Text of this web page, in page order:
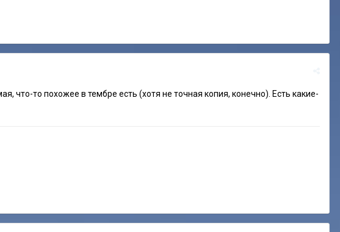
что-то похожее в тембре есть (хотя не точная копия, конечно). Есть какие-